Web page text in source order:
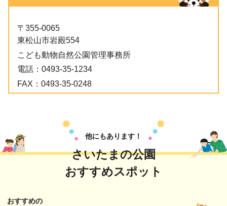
〒355-0065
東松山市岩殿554
こども動物自然公園管理事務所
電話： 0493-35-1234
FAX： 0493-35-0248
他にもあります！
さいたまの公園
おすすめスポット
おすすめの